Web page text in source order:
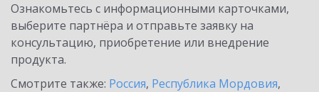
Ознакомьтесь с информационными карточками,
выберите партнёра и отправьте заявку на
консультацию, приобретение или внедрение
продукта.
Смотрите также: Россия, Республика Мордовия,